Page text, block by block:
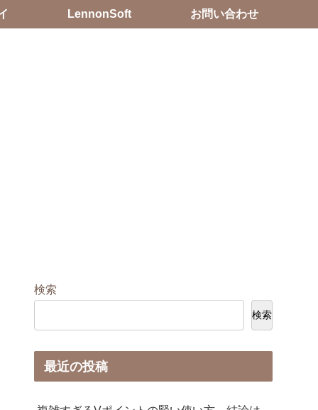
LennonSoft お問い合わせ
検索
検索
最近の投稿